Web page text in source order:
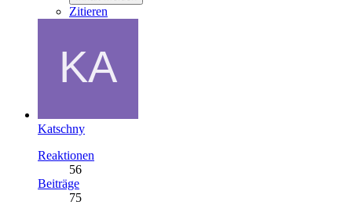
Zitieren
Katschny
Reaktionen
56
Beiträge
75